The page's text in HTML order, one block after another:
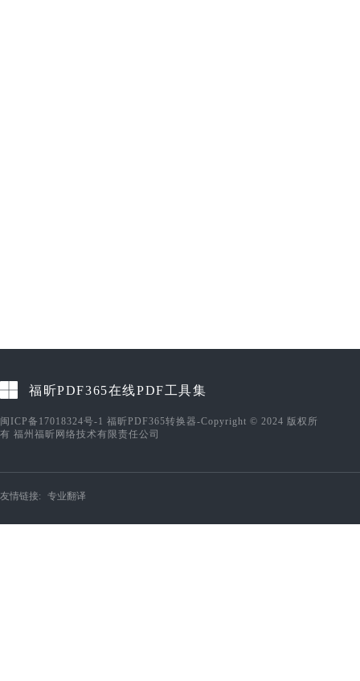
福昕PDF365在线PDF工具集
闽ICP备17018324号-1 福昕PDF365转换器-Copyright © 2024 版权所
有 福州福昕网络技术有限责任公司
友情链接: 专业翻译